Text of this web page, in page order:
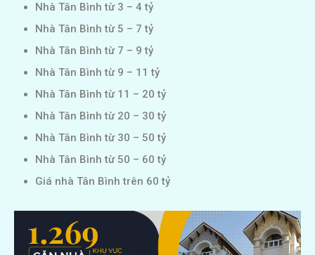
Nhà Tân Bình từ 3 – 4 tỷ
Nhà Tân Bình từ 5 – 7 tỷ
Nhà Tân Bình từ 7 – 9 tỷ
Nhà Tân Bình từ 9 – 11 tỷ
Nhà Tân Bình từ 11 – 20 tỷ
Nhà Tân Bình từ 20 – 30 tỷ
Nhà Tân Bình từ 30 – 50 tỷ
Nhà Tân Bình từ 50 – 60 tỷ
Giá nhà Tân Bình trên 60 tỷ